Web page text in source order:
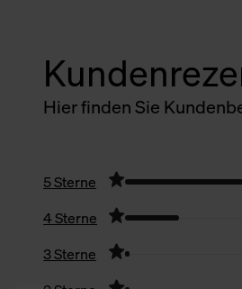
Hier finden Sie
5 Sterne
4 Sterne
3 Sterne